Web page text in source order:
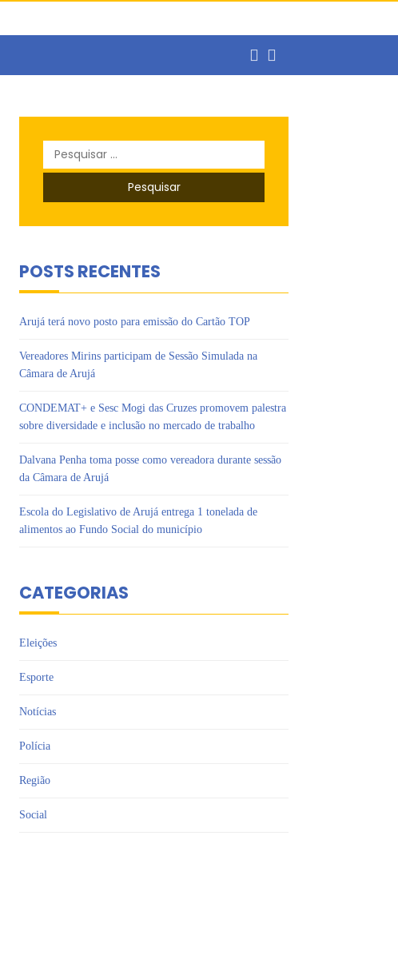
Pesquisar
por:
POSTS RECENTES
Arujá terá novo posto para emissão do Cartão TOP
Vereadores Mirins participam de Sessão Simulada na
Câmara de Arujá
CONDEMAT+ e Sesc Mogi das Cruzes promovem palestra
sobre diversidade e inclusão no mercado de trabalho
Dalvana Penha toma posse como vereadora durante sessão
da Câmara de Arujá
Escola do Legislativo de Arujá entrega 1 tonelada de
alimentos ao Fundo Social do município
CATEGORIAS
Eleições
Esporte
Notícias
Polícia
Região
Social